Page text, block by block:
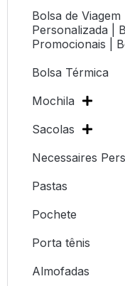
Bolsa de
Personalizada |
Promocionais |
Bolsa Térmica
Mochila
Sacolas
Necessaires
Pastas
Pochete
Porta tênis
Almofadas